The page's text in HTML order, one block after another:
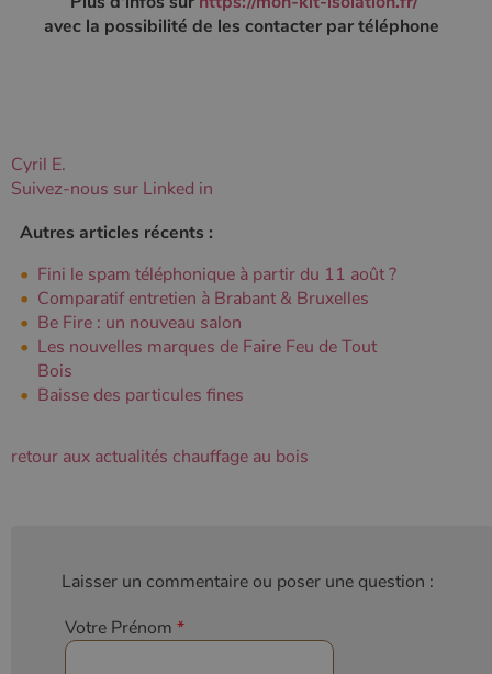
avec la possibilité de les contacter par téléphone
Cyril E.
Suivez-nous sur Linked in
Autres articles récents :
Fini le spam téléphonique à partir du 11 août ?
Comparatif entretien à Brabant & Bruxelles
Be Fire : un nouveau salon
Les nouvelles marques de Faire Feu de Tout
Bois
Baisse des particules fines
retour aux actualités chauffage au bois
Laisser un commentaire ou poser une question :
Votre Prénom *